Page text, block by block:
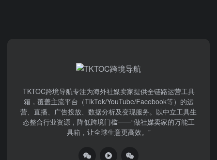
TKTOC跨境导航​专注为海外社媒卖家提供全链路运营工具
箱，覆盖主流平台（TikTok/YouTube/Facebook等）​的运
营、直播、广告投放、数据分析及变现服务。以中立工具生
态整合行业资源，降低跨境门槛——“做社媒卖家的万能工
具箱，让全球生意更高效。”